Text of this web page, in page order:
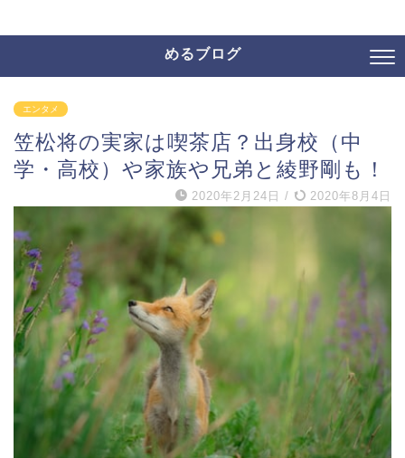
めるブログ
エンタメ
笠松将の実家は喫茶店？出身校（中
学・高校）や家族や兄弟と綾野剛も！
2020年2月24日 / 2020年8月4日